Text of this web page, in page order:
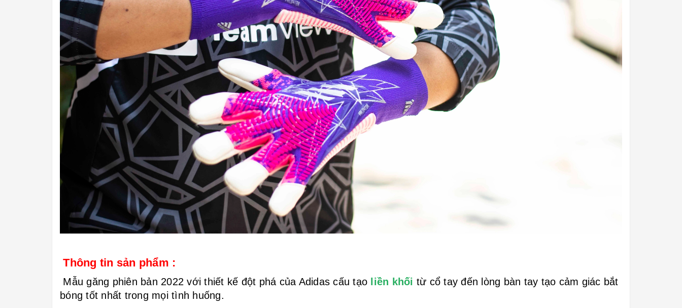
Thông tin sản phẩm :
Mẫu găng phiên bản 2022 với thiết kế đột phá của Adidas cấu tạo liền khối từ cổ tay đến lòng bàn tay tạo cảm giác bắt
bóng tốt nhất trong mọi tình huống.